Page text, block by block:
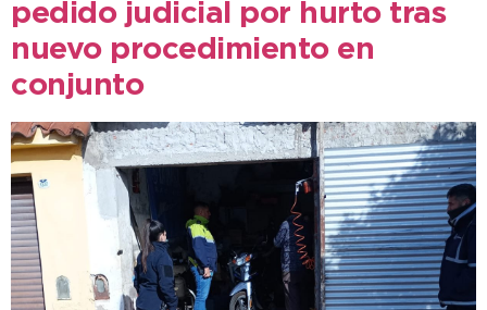
pedido judicial por hurto tras
nuevo procedimiento en
conjunto